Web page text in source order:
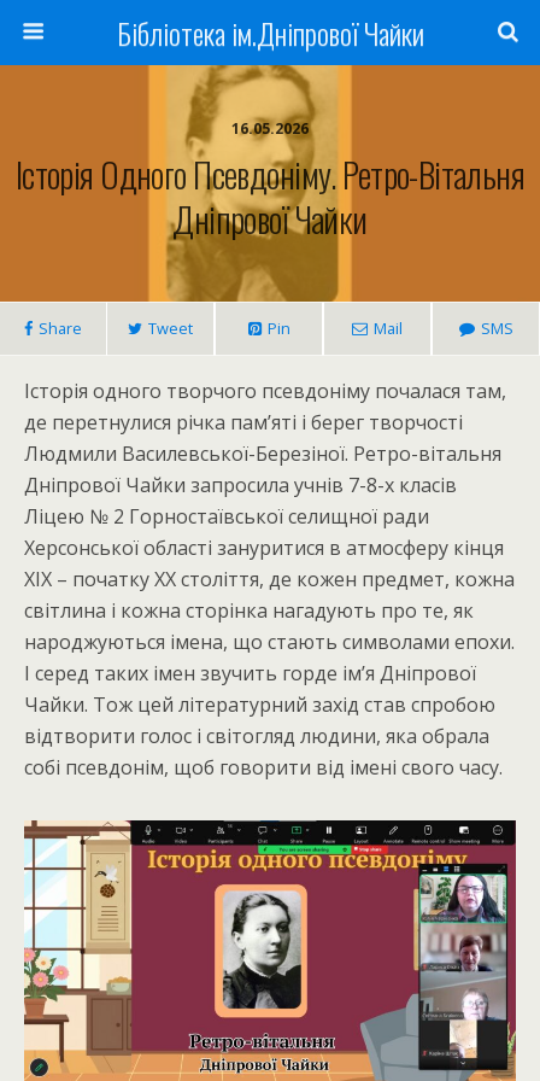
Бібліотека ім.Дніпрової Чайки
16.05.2026
Історія Одного Псевдоніму. Ретро-Вітальня
Дніпрової Чайки
Share Tweet Pin Mail SMS
Історія одного творчого псевдоніму почалася там,
де перетнулися річка пам’яті і берег творчості
Людмили Василевської-Березіної. Ретро-вітальня
Дніпрової Чайки запросила учнів 7-8-х класів
Ліцею № 2 Горностаївської селищної ради
Херсонської області зануритися в атмосферу кінця
ХІХ – початку ХХ століття, де кожен предмет, кожна
світлина і кожна сторінка нагадують про те, як
народжуються імена, що стають символами епохи.
І серед таких імен звучить горде ім’я Дніпрової
Чайки. Тож цей літературний захід став спробою
відтворити голос і світогляд людини, яка обрала
собі псевдонім, щоб говорити від імені свого часу.